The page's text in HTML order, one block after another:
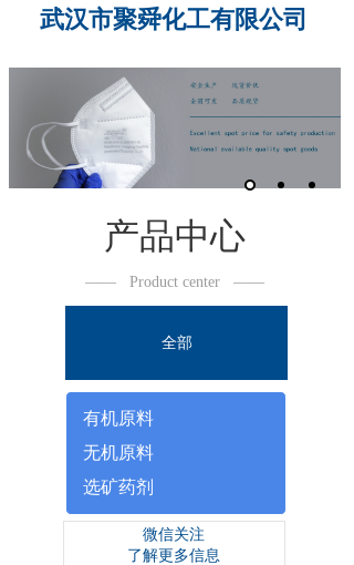
武汉市聚舜化工有限公司
产品中心
—— Product center ——
全部
有机原料
无机原料
选矿药剂
微信关注
了解更多信息